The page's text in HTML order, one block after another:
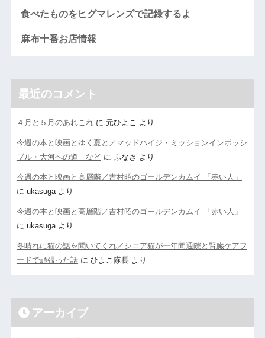
食べたものをヒグマレンズで記録するよ
麻布十番お店情報
最近のコメント
４月と５月のあれこれに 元ひよこ より
今週の本と映画とゆく夏と／マッドハイジ・ミッションインポッシ
ブル・大河への道 などに ふなき より
今週の本と映画と高層階／吉村昭のゴールデンカムイ 「赤い人」
に ukasugaより
今週の本と映画と高層階／吉村昭のゴールデンカムイ 「赤い人」
に ukasugaより
冬晴れに猫の話を聞いてくれ／シニア猫が一年間通院と腎臓ケアフ
ードで頑張った話に ひよこ隊長より
アーカイブ